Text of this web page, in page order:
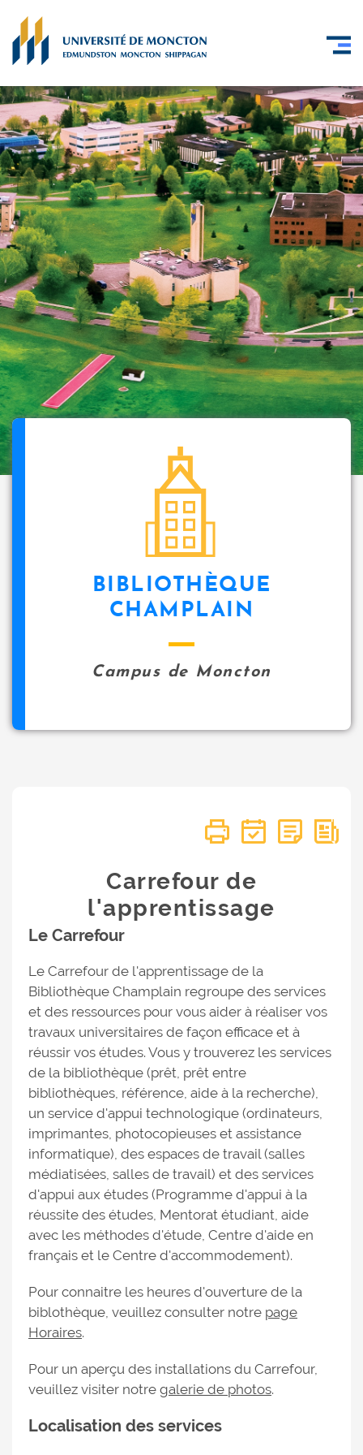
BIBLIOTHÈQUE
CHAMPLAIN
Campus de Moncton
Carrefour de
l'apprentissage
Le Carrefour
Le Carrefour de l'apprentissage de la
Bibliothèque Champlain regroupe des services
et des ressources pour vous aider à réaliser vos
travaux universitaires de façon efficace et à
réussir vos études. Vous y trouverez les services
de la bibliothèque (prêt, prêt entre
bibliothèques, référence, aide à la recherche),
un service d'appui technologique (ordinateurs,
imprimantes, photocopieuses et assistance
informatique), des espaces de travail (salles
médiatisées, salles de travail) et des services
d'appui aux études (Programme d'appui à la
réussite des études, Mentorat étudiant, aide
avec les méthodes d'étude, Centre d'aide en
français et le Centre d'accommodement).
Pour connaitre les heures d'ouverture de la
biblothèque, veuillez consulter notre page
Horaires.
Pour un aperçu des installations du Carrefour,
veuillez visiter notre galerie de photos.
Localisation des services